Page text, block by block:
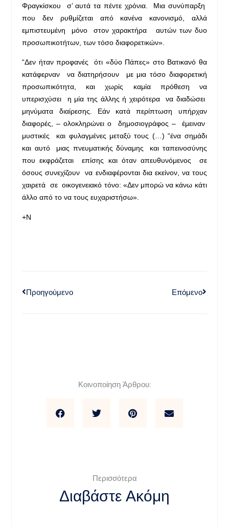
Φραγκίσκου σ’ αυτά τα πέντε χρόνια. Μια συνύπαρξη
που δεν ρυθμίζεται από κανένα κανονισμό, αλλά
εμπιστευμένη μόνο στον χαρακτήρα αυτών των δυο
προσωπικοτήτων, των τόσο διαφορετικών».
“Δεν ήταν προφανές ότι «δύο Πάπες» στο Βατικανό θα
κατάφερναν να διατηρήσουν με μια τόσο διαφορετική
προσωπικότητα, και χωρίς καμία πρόθεση να
υπερισχύσει η μία της άλλης ή χειρότερα να διαδώσει
μηνύματα διαίρεσης. Εάν κατά περίπτωση υπήρχαν
διαφορές, – ολοκληρώνει ο δημοσιογράφος – έμειναν
μυστικές και φυλαγμένες μεταξύ τους (…) “ένα σημάδι
και αυτό μιας πνευματικής δύναμης και ταπεινοσύνης
που εκφράζεται επίσης και όταν απευθυνόμενος σε
όσους συνεχίζουν να ενδιαφέρονται δια εκείνον, να τους
χαιρετά σε οικογενειακό τόνο: «Δεν μπορώ να κάνω κάτι
άλλο από το να τους ευχαριστήσω».
+Ν
Προηγούμενο Επόμενο
Κοινοποίηση Άρθρου:
Περισσότερα
Διαβάστε Ακόμη